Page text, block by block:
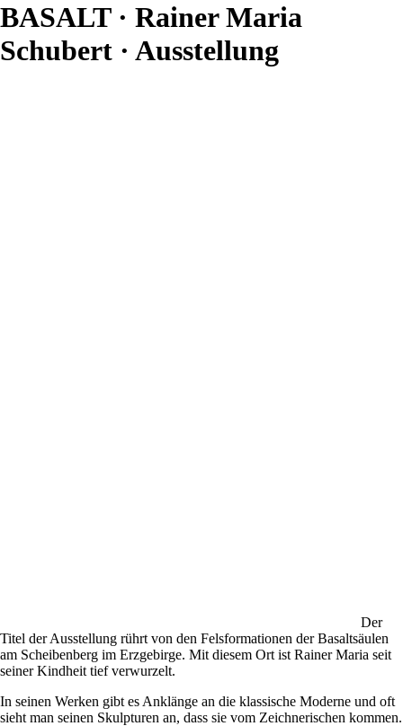
BASALT · Rainer Maria
Schubert · Ausstellung
Der
Titel der Ausstellung rührt von den Felsformationen der Basaltsäulen
am Scheibenberg im Erzgebirge. Mit diesem Ort ist Rainer Maria seit
seiner Kindheit tief verwurzelt.
In seinen Werken gibt es Anklänge an die klassische Moderne und oft
sieht man seinen Skulpturen an, dass sie vom Zeichnerischen kommen.